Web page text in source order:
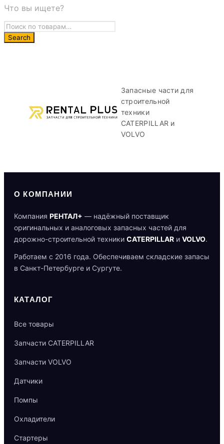
Что вы ищете?
Запасные части для
строительной
техники
CATERPILLAR и
VOLVO
О КОМПАНИИ
Компания РЕНТАЛ+ — надёжный поставщик
оригинальных и аналоговых запасных частей для
дорожно-строительной техники CATERPILLAR и VOLVO.
Работаем с 2016 года. Обеспечиваем складские запасы
в Санкт-Петербурге и Сургуте.
КАТАЛОГ
Все товары
Запчасти CATERPILLAR
Запчасти VOLVO
Датчики
Помпы
Охладители
Стартеры